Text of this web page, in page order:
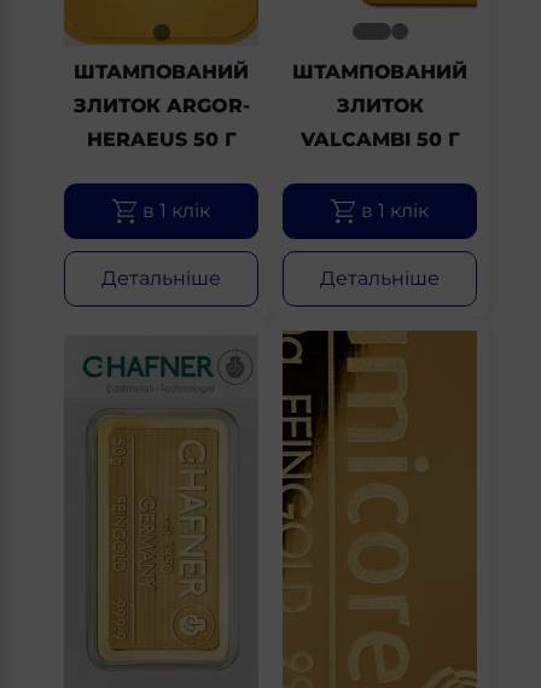
ШТАМПОВАНИЙ
ЗЛИТОК ARGOR-
HERAEUS 50 Г
в 1 клік
Детальніше
ШТАМПОВАНИЙ
ЗЛИТОК
VALCAMBI 50 Г
в 1 клік
Детальніше